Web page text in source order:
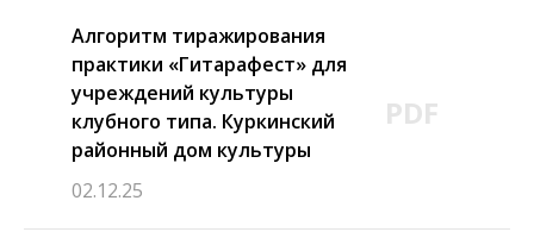
Алгоритм тиражирования
практики «Гитарафест» для
учреждений культуры
клубного типа. Куркинский
районный дом культуры
02.12.25
PDF